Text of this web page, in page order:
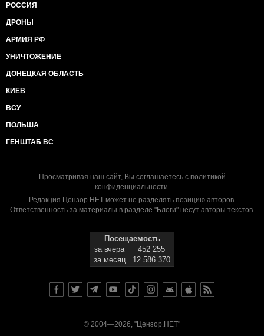
РОССИЯ
ДРОНЫ
АРМИЯ РФ
УНИЧТОЖЕНИЕ
ДОНЕЦКАЯ ОБЛАСТЬ
КИЕВ
ВСУ
ПОЛЬША
ГЕНШТАБ ВС
Просматривая наш сайт, Вы соглашаетесь с политикой
конфиденциальности.
Редакция Цензор.НЕТ может не разделять позицию авторов.
Ответственность за материалы в разделе "Блоги" несут авторы текстов.
Посещаемость
за вчера
452 255
за месяц
12 586 370
© 2004—2026, "Цензор.НЕТ"